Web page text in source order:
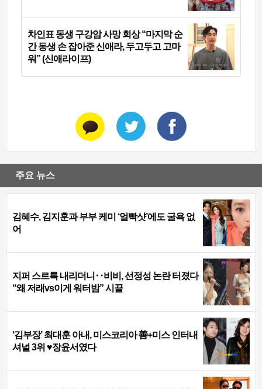
차인표 동생 구강암 사망 회상 “마지막 순
간 동생 손 잡아준 신애라, 두고두고 고마
워” (신애라이프)
주요 뉴스
김혜수, 김지훈과 부부 케미 ‘얼빡샷’에도 굴욕 없
어
지퍼 스르륵 내리더니‥비비, 선정성 논란 터졌다
“왜 저래vs이게 워터밤” 시끌
‘김부장’ 최대훈 아내, 미스코리아 善+미스 인터내
셔널 3위 ♥장윤서였다